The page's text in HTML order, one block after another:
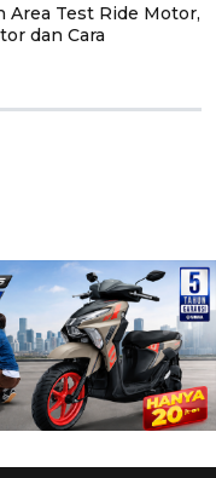
Area Test Ride Motor,
dan Cara